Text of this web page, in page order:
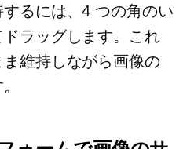
るには、4 つの角のい
ラッグします。これ
維持しながら画像の